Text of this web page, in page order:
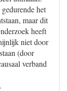
het
maar dit
heeft
niet door
(door
verband